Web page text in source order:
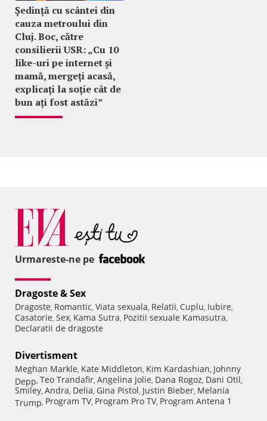
Ședință cu scântei din
cauza metroului din
Cluj. Boc, către
consilierii USR: „Cu 10
like-uri pe internet și
mamă, mergeți acasă,
explicați la soție cât de
bun ați fost astăzi”
Urmareste-ne pe
Dragoste & Sex
Dragoste, Romantic, Viata sexuala, Relatii, Cuplu, Iubire,
Casatorie, Sex, Kama Sutra, Pozitii sexuale Kamasutra,
Declaratii de dragoste
Divertisment
Meghan Markle, Kate Middleton, Kim Kardashian, Johnny
Depp, Teo Trandafir, Angelina Jolie, Dana Rogoz, Dani Otil,
Smiley, Andra, Delia, Gina Pistol, Justin Bieber, Melania
Trump, Program TV, Program Pro TV, Program Antena 1